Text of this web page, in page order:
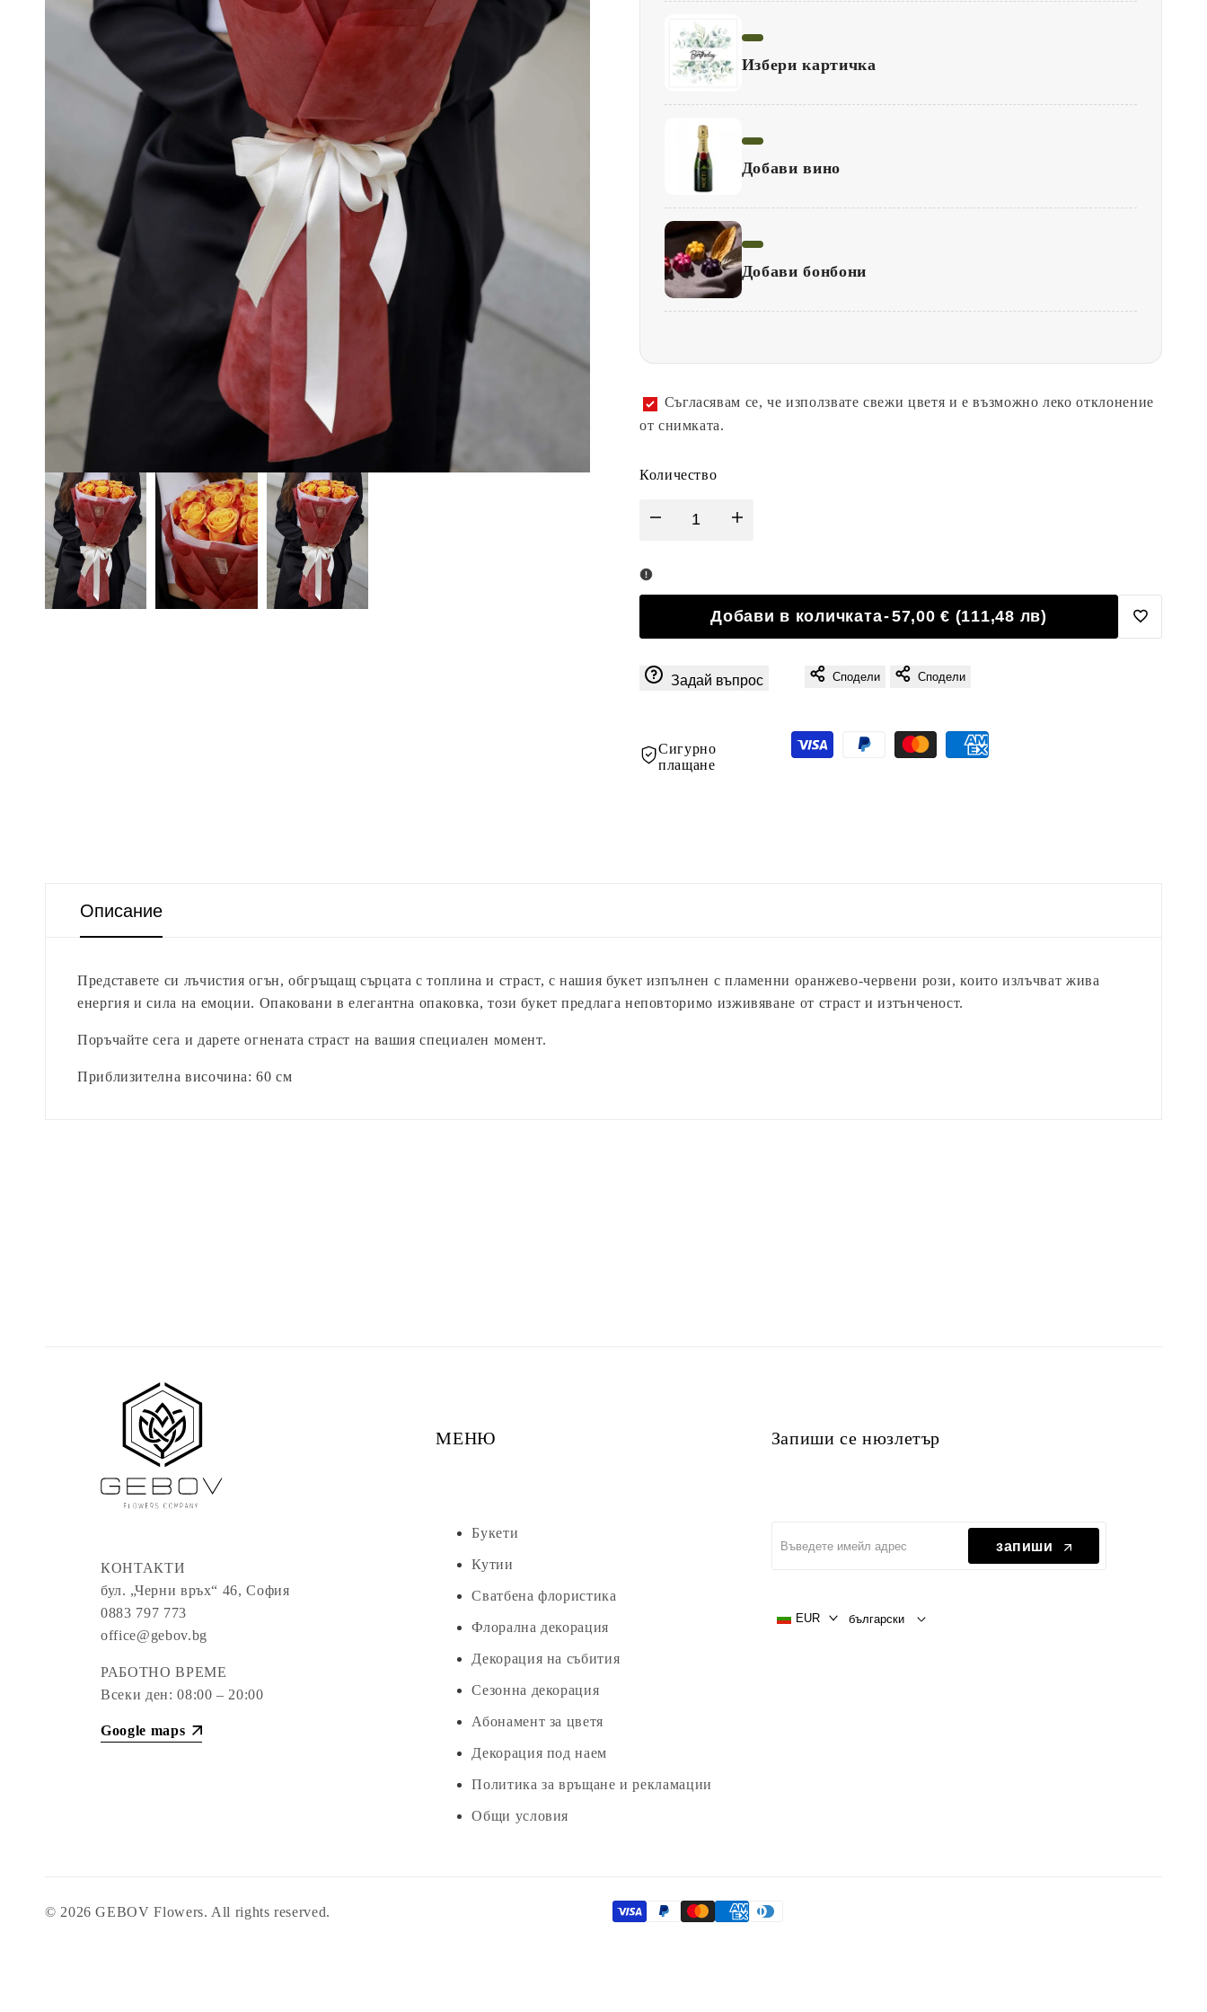
Избери картичка
Добави вино
Добави бонбони
Съгласявам се, че използвате свежи цветя и е възможно леко отклонение
от снимката.
Количество
Намали
Букет
от
оранжеви
Увеличи
Букет
от
Добави в количката-57,00 € (111,48 лв)
Добави
Задай въпрос Сподели Сподели
Сигурно
плащане
Описание
Представете си лъчистия огън, обгръщащ сърцата с топлина и страст, с нашия букет изпълнен с пламенни оранжево-червени рози, които излъчват жива
енергия и сила на емоции. Опаковани в елегантна опаковка, този букет предлага неповторимо изживяване от страст и изтънченост.
Поръчайте сега и дарете огнената страст на вашия специален момент.
Приблизителна височина: 60 см
КОНТАКТИ
бул. „Черни връх“ 46, София
0883 797 773
office@gebov.bg
РАБОТНО ВРЕМЕ
Всеки ден: 08:00 – 20:00
Google maps
МЕНЮ
Букети
Кутии
Сватбена флористика
Флорална декорация
Декорация на събития
Сезонна декорация
Абонамент за цветя
Декорация под наем
Политика за връщане и рекламации
Общи условия
Запиши се нюзлетър
запиши
EUR български
© 2026GEBOV Flowers. All rights reserved.